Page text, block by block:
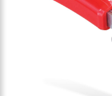
und
langer offener